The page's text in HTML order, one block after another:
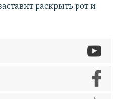
раскрыть рот и